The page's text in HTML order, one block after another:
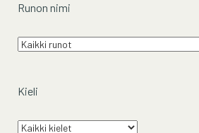
Runon nimi
Kieli